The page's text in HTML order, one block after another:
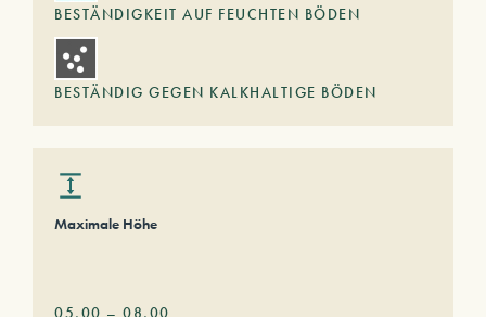
BESTÄNDIGKEIT AUF FEUCHTEN BÖDEN
BESTÄNDIG GEGEN KALKHALTIGE BÖDEN
Maximale Höhe
05,00 – 08,00